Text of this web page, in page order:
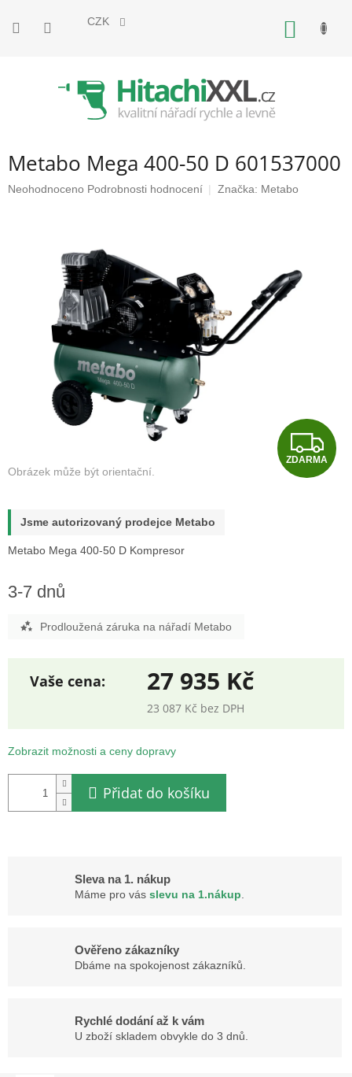
obsah
CZK
Metabo Mega 400-50 D 601537000
Průměrné
Neohodnoceno Podrobnosti hodnocení Značka: Metabo
Z
D
ZDARMA
Jsme autorizovaný prodejce Metabo
Metabo Mega 400-50 D Kompresor
3-7 dnů
Prodloužená záruka na nářadí Metabo
27 935 Kč
23 087 Kč bez DPH
cena:
Zobrazit možnosti a ceny dopravy
Přidat do košíku
Sleva na 1. nákup
Máme pro vás slevu na 1.nákup
Ověřeno zákazníky
Dbáme na spokojenost zákazníků.
Rychlé dodání až k vám
U zboží skladem obvykle do 3 dnů.